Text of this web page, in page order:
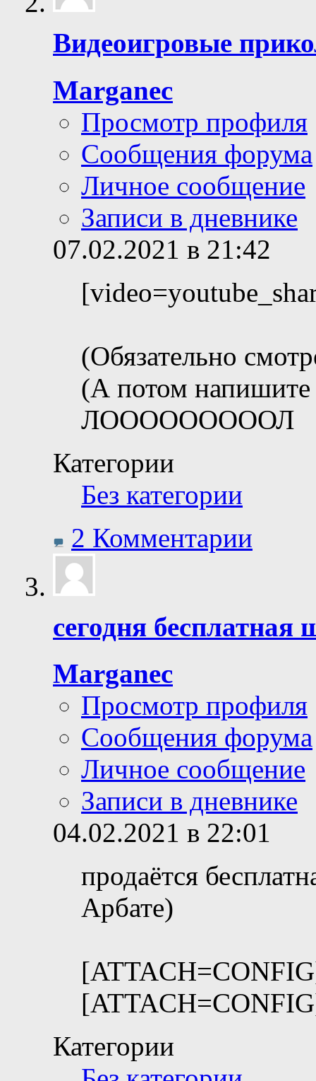
Видеоигровые
Marganec
Просмотр профиля
Сообщения форума
Личное сообщение
Записи в дневнике
07.02.2021 в 21:42
(Обязательно
(А потом напишите
ЛОООООООООЛ
Категории
Без категории
2 Комментарии
сегодня бесплатная
Marganec
Просмотр профиля
Сообщения форума
Личное сообщение
Записи в дневнике
04.02.2021 в 22:01
продаётся
Арбате)
Категории